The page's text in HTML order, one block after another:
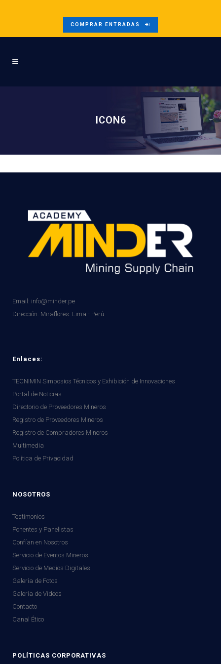
COMPRAR ENTRADAS
ICON6
Email: info@minder.pe
Dirección: Miraflores. Lima - Perú
Enlaces:
TECNIMIN Simposios Técnicos y Exhibición de Innovaciones
Portal de Noticias
Directorio de Proveedores Mineros
Registro de Proveedores Mineros
Registro de Compradores Mineros
Multimedia
Política de Privacidad
NOSOTROS
Testimonios
Ponentes y Panelistas
Confían en Nosotros
Servicio de Eventos Mineros
Servicio de Medios Digitales
Galería de Fotos
Galería de Videos
Contacto
Canal Ético
POLÍTICAS CORPORATIVAS